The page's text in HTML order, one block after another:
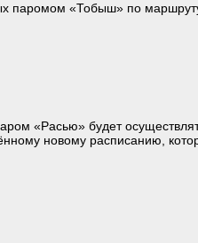
паромом «Тобыш» по
«Расью» будет
новому расписанию,